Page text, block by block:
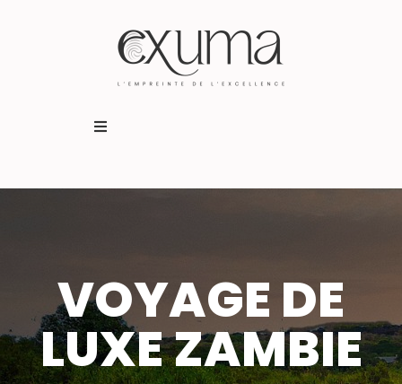
BUSINESS TRAVEL
VOYAGE DE
LUXE ZAMBIE